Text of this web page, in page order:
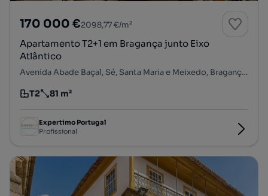
170 000 €2098,77 €/m²
Apartamento T2+1 em Bragança junto Eixo
Atlântico
Avenida Abade Baçal, Sé, Santa Maria e Meixedo, Bragança, Bragança
Tipologia
T2
Preço por metro quadrado
81 m²
Expertimo Portugal
Profissional